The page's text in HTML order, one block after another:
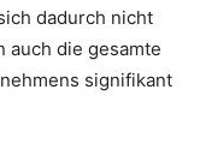
dadurch nicht
auch die gesamte
signifikant